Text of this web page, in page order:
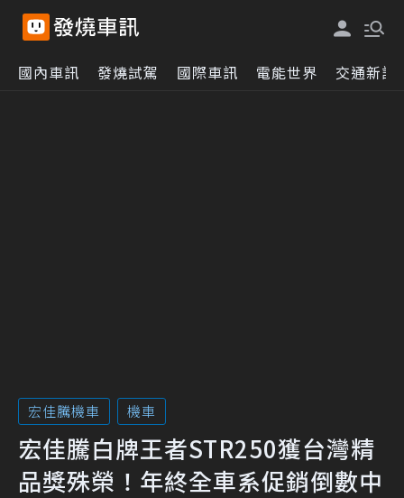
國內車訊 發燒試駕 國際車訊 電能世界 交通新訊
宏佳騰機車 機車
宏佳騰白牌王者STR250獲台灣精
品獎殊榮！年終全車系促銷倒數中